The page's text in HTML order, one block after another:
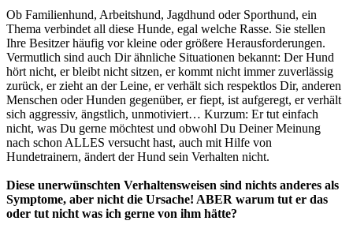
Ob Familienhund, Arbeitshund, Jagdhund oder Sporthund, ein
Thema verbindet all diese Hunde, egal welche Rasse. Sie stellen
Ihre Besitzer häufig vor kleine oder größere Herausforderungen.
Vermutlich sind auch Dir ähnliche Situationen bekannt: Der Hund
hört nicht, er bleibt nicht sitzen, er kommt nicht immer zuverlässig
zurück, er zieht an der Leine, er verhält sich respektlos Dir, anderen
Menschen oder Hunden gegenüber, er fiept, ist aufgeregt, er verhält
sich aggressiv, ängstlich, unmotiviert… Kurzum: Er tut einfach
nicht, was Du gerne möchtest und obwohl Du Deiner Meinung
nach schon ALLES versucht hast, auch mit Hilfe von
Hundetrainern, ändert der Hund sein Verhalten nicht.
Diese unerwünschten Verhaltensweisen sind nichts anderes als
Symptome, aber nicht die Ursache! ABER warum tut er das
oder tut nicht was ich gerne von ihm hätte?